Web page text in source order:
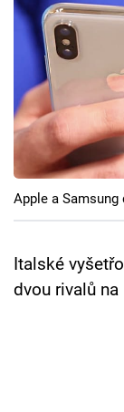
Seriály
Hry
Cool Esport
Pořady
TV Program
Sledujte
Apple a
Italské
dvou rivalů